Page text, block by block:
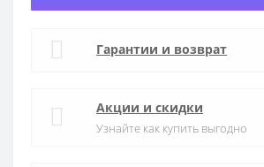
Гарантии и возврат
Акции и скидки
Узнайте как купить выгодно